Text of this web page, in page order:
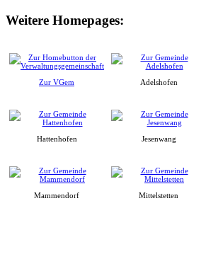
Weitere Homepages:
Zur VGem Adelshofen
Hattenhofen Jesenwang
Mammendorf Mittelstetten